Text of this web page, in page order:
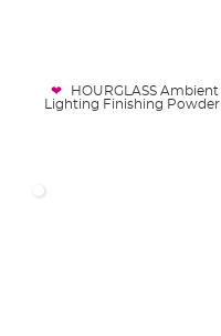
HOURGLASS Ambient
Lighting Finishing Powder